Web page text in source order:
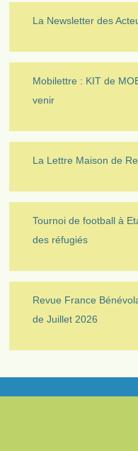
La Newsletter des
Mobilettre : KIT de
venir
La Lettre Maison de
Tournoi de football à
des réfugiés
Revue France
de Juillet 2026